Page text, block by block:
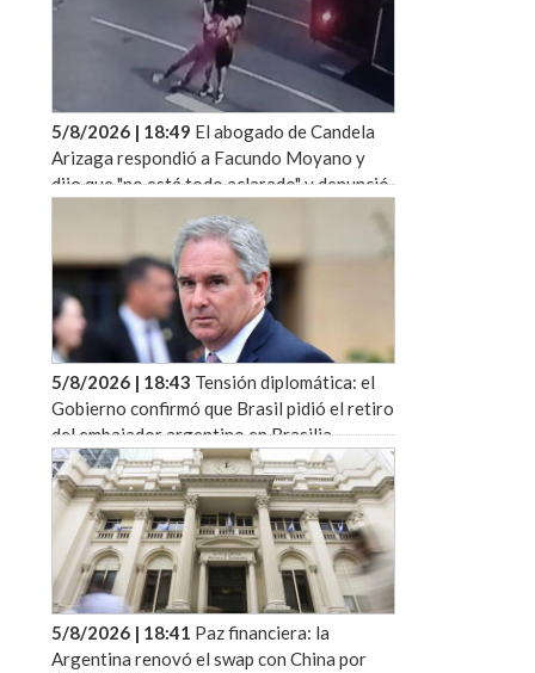
5/8/2026 | 18:49 El abogado de Candela
Arizaga respondió a Facundo Moyano y
dijo que "no está todo aclarado" y denunció
5/8/2026 | 18:43 Tensión diplomática: el
Gobierno confirmó que Brasil pidió el retiro
del embajador argentino en Brasilia
5/8/2026 | 18:41 Paz financiera: la
Argentina renovó el swap con China por